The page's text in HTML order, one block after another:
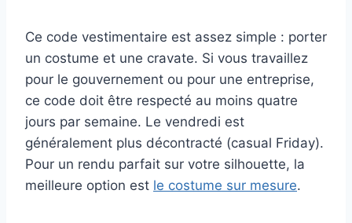
Ce code vestimentaire est assez simple : porter
un costume et une cravate. Si vous travaillez
pour le gouvernement ou pour une entreprise,
ce code doit être respecté au moins quatre
jours par semaine. Le vendredi est
généralement plus décontracté (casual Friday).
Pour un rendu parfait sur votre silhouette, la
meilleure option est le costume sur mesure.